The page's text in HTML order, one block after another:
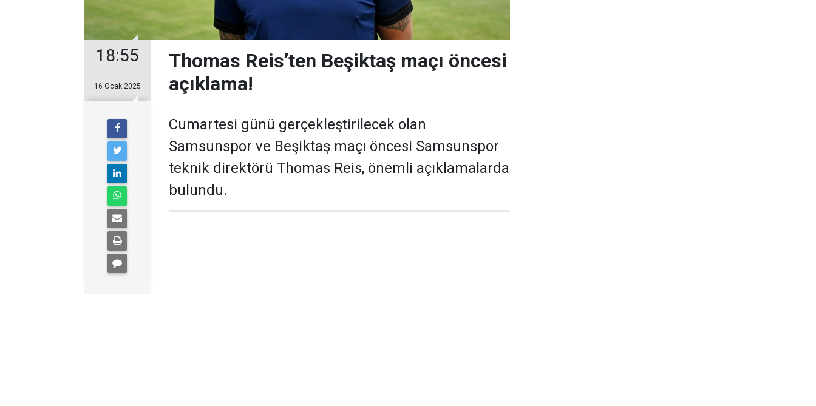
18:55
16 Ocak 2025
Thomas Reis’ten Beşiktaş maçı öncesi
açıklama!
Cumartesi günü gerçekleştirilecek olan
Samsunspor ve Beşiktaş maçı öncesi Samsunspor
teknik direktörü Thomas Reis, önemli açıklamalarda
bulundu.